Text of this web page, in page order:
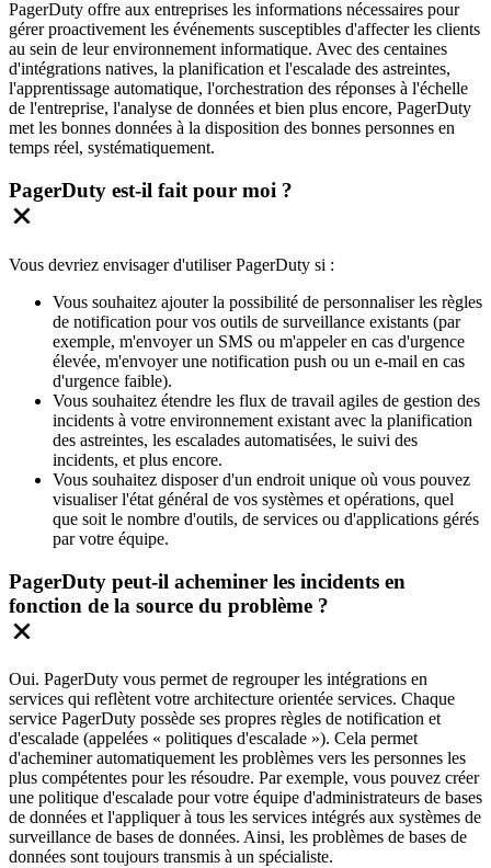
PagerDuty offre aux entreprises les informations nécessaires pour
gérer proactivement les événements susceptibles d'affecter les clients
au sein de leur environnement informatique. Avec des centaines
d'intégrations natives, la planification et l'escalade des astreintes,
l'apprentissage automatique, l'orchestration des réponses à l'échelle
de l'entreprise, l'analyse de données et bien plus encore, PagerDuty
met les bonnes données à la disposition des bonnes personnes en
temps réel, systématiquement.
PagerDuty est-il fait pour moi ?
Vous devriez envisager d'utiliser PagerDuty si :
Vous souhaitez ajouter la possibilité de personnaliser les règles
de notification pour vos outils de surveillance existants (par
exemple, m'envoyer un SMS ou m'appeler en cas d'urgence
élevée, m'envoyer une notification push ou un e-mail en cas
d'urgence faible).
Vous souhaitez étendre les flux de travail agiles de gestion des
incidents à votre environnement existant avec la planification
des astreintes, les escalades automatisées, le suivi des
incidents, et plus encore.
Vous souhaitez disposer d'un endroit unique où vous pouvez
visualiser l'état général de vos systèmes et opérations, quel
que soit le nombre d'outils, de services ou d'applications gérés
par votre équipe.
PagerDuty peut-il acheminer les incidents en
fonction de la source du problème ?
Oui. PagerDuty vous permet de regrouper les intégrations en
services qui reflètent votre architecture orientée services. Chaque
service PagerDuty possède ses propres règles de notification et
d'escalade (appelées « politiques d'escalade »). Cela permet
d'acheminer automatiquement les problèmes vers les personnes les
plus compétentes pour les résoudre. Par exemple, vous pouvez créer
une politique d'escalade pour votre équipe d'administrateurs de bases
de données et l'appliquer à tous les services intégrés aux systèmes de
surveillance de bases de données. Ainsi, les problèmes de bases de
données sont toujours transmis à un spécialiste.